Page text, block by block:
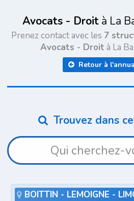
Avocats - Droit à La
Prenez contact avec les 7
Avocats - Droit à La
Retour à
Trouvez dans
BOITTIN - LEMOIGNE -